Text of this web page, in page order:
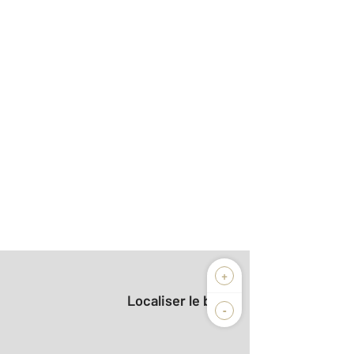
+
-
Localiser le bien